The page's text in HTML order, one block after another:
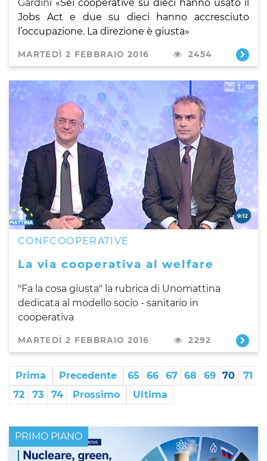
Gardini «Sei cooperative su dieci hanno usato il
Jobs Act e due su dieci hanno accresciuto
l’occupazione. La direzione è giusta»
MARTEDÌ 2 FEBBRAIO 2016 2454
CONFCOOPERATIVE
La via cooperativa al welfare
"Fa la cosa giusta" la rubrica di Unomattina
dedicata al modello socio - sanitario in
cooperativa
MARTEDÌ 2 FEBBRAIO 2016 2292
Prima Precedente 65 66 67 68 69 70
71
72
73 74 Prossimo Ultima
PRIMO PIANO